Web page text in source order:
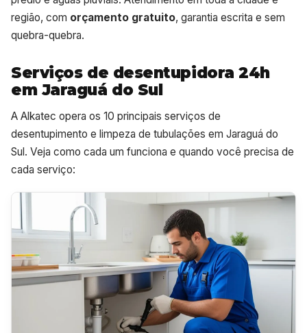
região, com orçamento gratuito, garantia escrita e sem
quebra-quebra.
Serviços de desentupidora 24h
em Jaraguá do Sul
A Alkatec opera os 10 principais serviços de
desentupimento e limpeza de tubulações em Jaraguá do
Sul. Veja como cada um funciona e quando você precisa de
cada serviço: